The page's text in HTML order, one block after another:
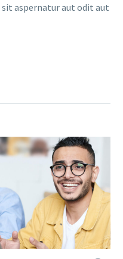
aspernatur aut odit aut